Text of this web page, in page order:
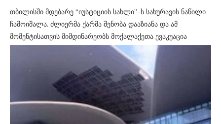
თბილისში მდებარე “იუსტიციის სახლი”-ს სახურავის ნაწილი
ჩამოიშალა. ძლიერმა ქარმა შენობა დააზიანა და ამ
მომენტისათვის მიმდინარეობს მოქალაქეთა ევაკუაცია